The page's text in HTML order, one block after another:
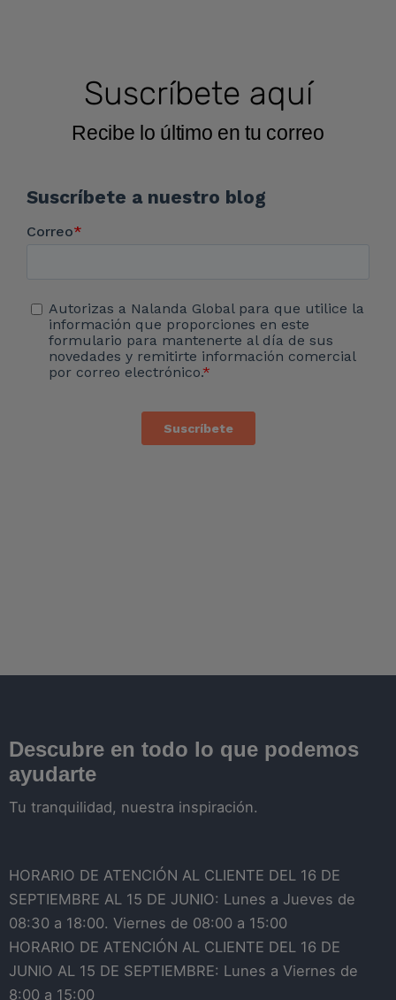
Suscríbete aquí
Recibe lo último en tu correo
Descubre en todo lo que podemos
ayudarte
Tu tranquilidad, nuestra inspiración.
HORARIO DE ATENCIÓN AL CLIENTE DEL 16 DE
SEPTIEMBRE AL 15 DE JUNIO: Lunes a Jueves de
08:30 a 18:00. Viernes de 08:00 a 15:00
HORARIO DE ATENCIÓN AL CLIENTE DEL 16 DE
JUNIO AL 15 DE SEPTIEMBRE: Lunes a Viernes de
8:00 a 15:00